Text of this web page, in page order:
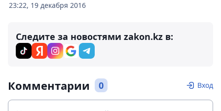
23:22, 19 декабря 2016
Следите за новостями zakon.kz в:
Комментарии 0 Вход